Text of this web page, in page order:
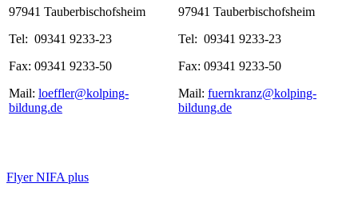
97941 Tauberbischofsheim
Tel: 09341 9233-23
Fax: 09341 9233-50
Mail: loeffler@kolping-
bildung.de
97941 Tauberbischofsheim
Tel: 09341 9233-23
Fax: 09341 9233-50
Mail: fuernkranz@kolping-
bildung.de
Flyer NIFA plus